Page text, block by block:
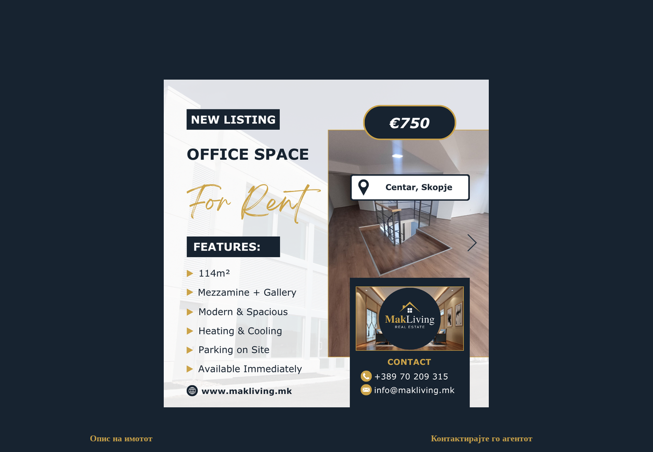
Опис на имотот Контактирајте го агентот